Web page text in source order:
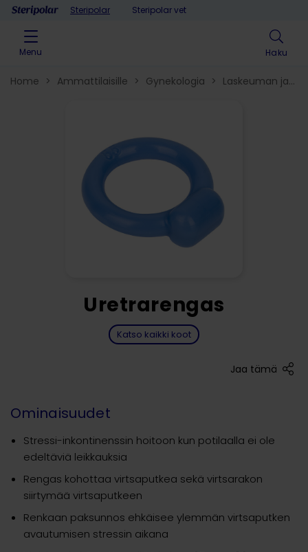
Skip to contentSteripolar Steripolar vet
Menu Haku
Home > Ammattilaisille > Gynekologia > Laskeuman ja
Ominaisuudet
Stressi-inkontinenssin hoitoon kun potilaalla ei ole
edeltäviä leikkauksia
Rengas kohottaa virtsaputkea sekä virtsarakon
siirtymää virtsaputkeen
Renkaan paksunnos ehkäisee ylemmän virtsaputken
avautumisen stressin aikana
Uretrarengas
Katso kaikki koot
Jaa tämä